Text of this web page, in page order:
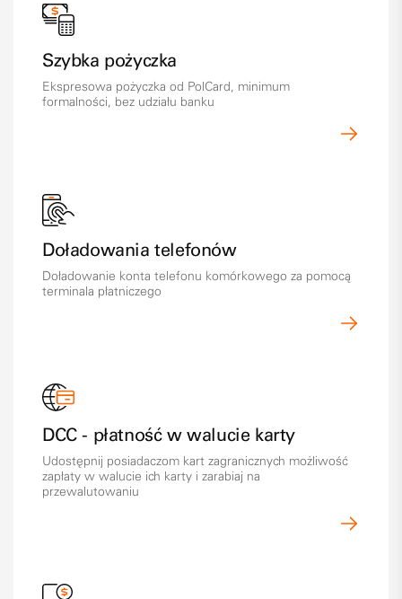
Szybka pożyczka
Ekspresowa pożyczka od PolCard, minimum
formalności, bez udziału banku
Doładowania telefonów
Doładowanie konta telefonu komórkowego za pomocą
terminala płatniczego
DCC - płatność w walucie karty
Udostępnij posiadaczom kart zagranicznych możliwość
zapłaty w walucie ich karty i zarabiaj na
przewalutowaniu